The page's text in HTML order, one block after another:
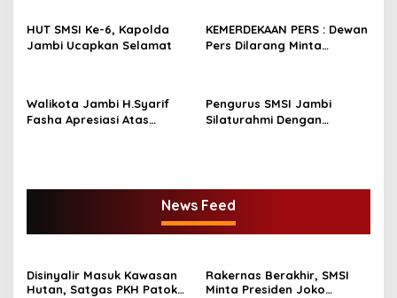
Redam Konflik
Publisher Right
HUT SMSI Ke-6, Kapolda
Jambi Ucapkan Selamat
KEMERDEKAAN PERS : Dewan
Pers Dilarang Minta
Walikota Jambi H.Syarif
Fasha Apresiasi Atas
Pengurus SMSI Jambi
Silaturahmi Dengan
News Feed
Disinyalir Masuk Kawasan
Hutan, Satgas PKH Patok
Rakernas Berakhir, SMSI
Minta Presiden Joko